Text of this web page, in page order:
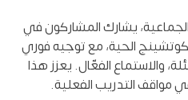
يشارك المشاركون في
الحية، مع توجيه فوري
والاستماع الفعّال. يعزز هذا
مواقف التدريب الفعلية.